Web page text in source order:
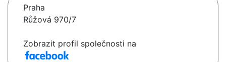
Praha
Růžová 970/7
Zobrazit profil společnosti na